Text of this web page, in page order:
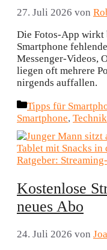
27. Juli 2026 von
Die Fotos-App wirkt
Smartphone
Messenger-Videos,
liegen oft mehrere
nirgends auffallen.
Kategorien
Tipps für
Smartphone, Technik
Kostenlose
neues Abo
24. Juli 2026 von